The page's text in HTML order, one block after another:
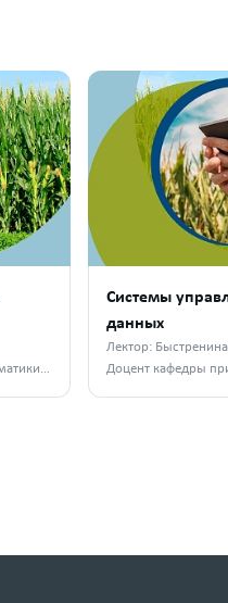
Доцент кафедры прикладной информатики ФГБОУ ВО РГАУ-МСХА им. К.А. Тимирязева, к. п. н.
Системы
данных
Лектор: